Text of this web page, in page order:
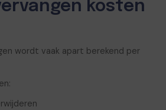
kosten
wordt vaak apart berekend per